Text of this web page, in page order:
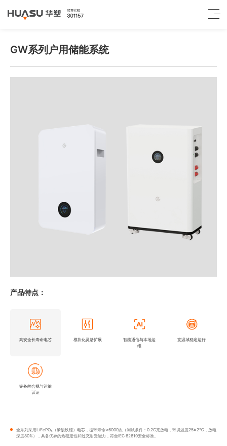
GW系列户用储能系统
产品特点：
高安全长寿命电芯 模块化灵活扩展
智能通信与本地运
维
宽温域稳定运行
完备的合规与运输
认证
全系列采用LiFePO₄（磷酸铁锂）电芯，循环寿命≥6000次（测试条件：0.2C充放电，环境温度25±2℃，放电
深度80%），具备优异的热稳定性和过充耐受能力，符合IEC 62619安全标准。